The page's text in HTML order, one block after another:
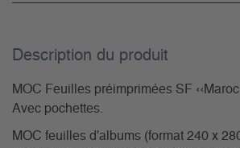
Description du­ produit
MOC Feuilles préimprimées SF ‹‹Maroc
Avec pochettes.
MOC feuilles d'albums (format 240 x